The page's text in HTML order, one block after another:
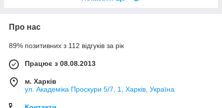
Про нас
89% позитивних з 112 відгуків за рік
Працює з 08.08.2013
м. Харків
ул. Академіка Проскури 5/7, 1, Харків, Україна